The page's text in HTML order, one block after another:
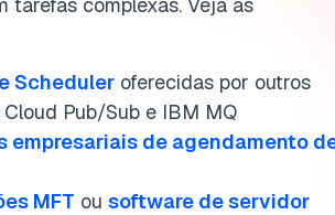
Scheduler oferecidas por outros
Pub/Sub e IBM MQ
empresariais de agendamento
MFT ou software de servidor